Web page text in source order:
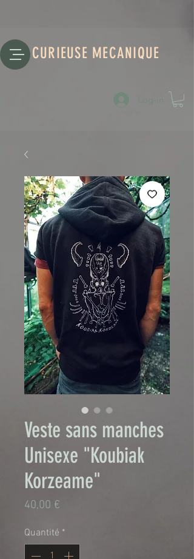
CURIEUSE MECANIQUE
Log-in
Veste sans manches
Unisexe "Koubiak
Korzeame"
40,00 €
Quantité *